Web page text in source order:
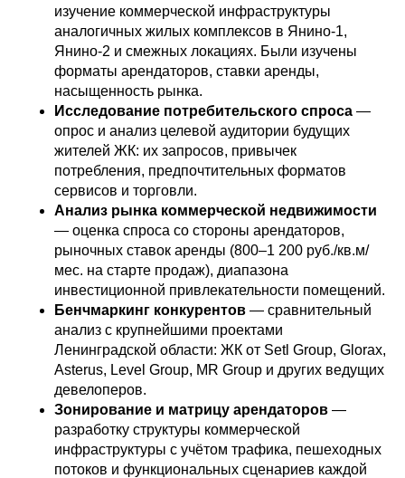
изучение коммерческой инфраструктуры
аналогичных жилых комплексов в Янино-1,
Янино-2 и смежных локациях. Были изучены
форматы арендаторов, ставки аренды,
насыщенность рынка.
Исследование потребительского спроса —
опрос и анализ целевой аудитории будущих
жителей ЖК: их запросов, привычек
потребления, предпочтительных форматов
сервисов и торговли.
Анализ рынка коммерческой недвижимости
— оценка спроса со стороны арендаторов,
рыночных ставок аренды (800–1 200 руб./кв.м/
мес. на старте продаж), диапазона
инвестиционной привлекательности помещений.
Бенчмаркинг конкурентов — сравнительный
анализ с крупнейшими проектами
Ленинградской области: ЖК от Setl Group, Glorax,
Asterus, Level Group, MR Group и других ведущих
девелоперов.
Зонирование и матрицу арендаторов —
разработку структуры коммерческой
инфраструктуры с учётом трафика, пешеходных
потоков и функциональных сценариев каждой